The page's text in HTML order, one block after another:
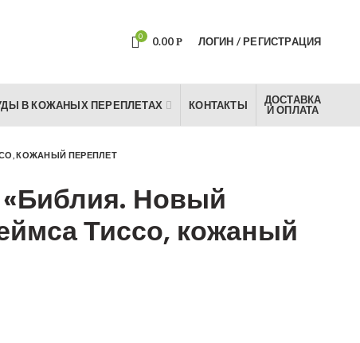
0 0.00 Р ЛОГИН / РЕГИСТРАЦИЯ
В КОЖАНЫХ ПЕРЕПЛЕТАХ КОНТАКТЫ
ДОСТАВКА
И ОПЛАТА
КОЖАНЫЙ ПЕРЕПЛЕТ
Новый
Тиссо, кожаный